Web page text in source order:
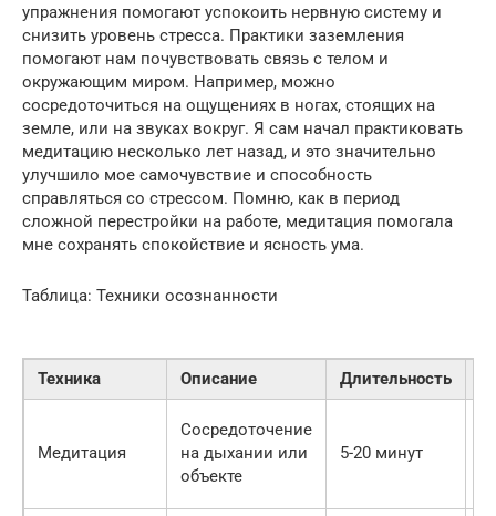
упражнения помогают успокоить нервную систему и
снизить уровень стресса. Практики заземления
помогают нам почувствовать связь с телом и
окружающим миром. Например, можно
сосредоточиться на ощущениях в ногах, стоящих на
земле, или на звуках вокруг. Я сам начал практиковать
медитацию несколько лет назад, и это значительно
улучшило мое самочувствие и способность
справляться со стрессом. Помню, как в период
сложной перестройки на работе, медитация помогала
мне сохранять спокойствие и ясность ума.
Таблица: Техники осознанности
Техника Описание Длительность
Медитация
Сосредоточение
на дыхании или
объекте
5-20 минут